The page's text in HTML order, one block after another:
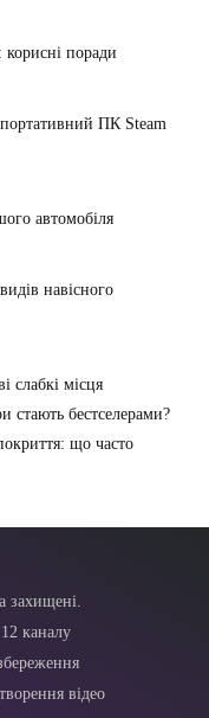
поради
ПК Steam
автомобіля
навісного
слабкі місця
стають бестселерами?
що часто
захищені.
каналу
відео